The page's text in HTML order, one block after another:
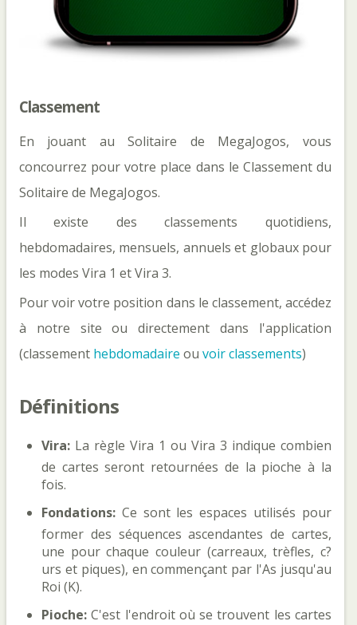
Classement
En jouant au Solitaire de MegaJogos, vous
concourrez pour votre place dans le Classement du
Solitaire de MegaJogos.
Il existe des classements quotidiens,
hebdomadaires, mensuels, annuels et globaux pour
les modes Vira 1 et Vira 3.
Pour voir votre position dans le classement, accédez
à notre site ou directement dans l'application
(classement hebdomadaire ou voir classements)
Définitions
Vira: La règle Vira 1 ou Vira 3 indique combien
de cartes seront retournées de la pioche à la
fois.
Fondations: Ce sont les espaces utilisés pour
former des séquences ascendantes de cartes,
une pour chaque couleur (carreaux, trèfles, c?
urs et piques), en commençant par l'As jusqu'au
Roi (K).
Pioche: C'est l'endroit où se trouvent les cartes